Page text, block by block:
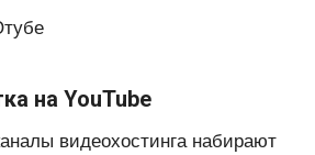
на YouTube
видеохостинга набирают